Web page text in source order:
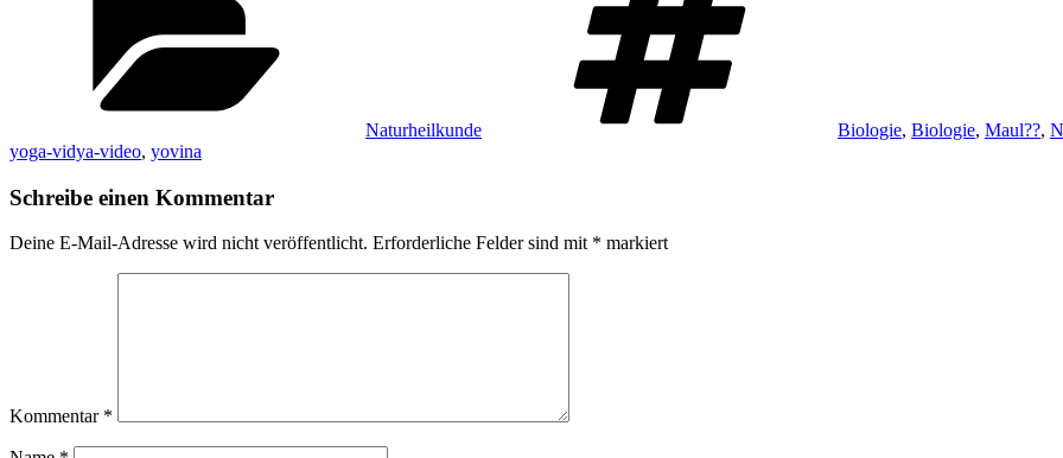
Naturheilkunde Biologie, Biologie, Maul??,
yoga-vidya-video, yovina
Schreibe einen Kommentar
Deine E-Mail-Adresse wird nicht veröffentlicht. Erforderliche Felder sind mit * markiert
Kommentar *